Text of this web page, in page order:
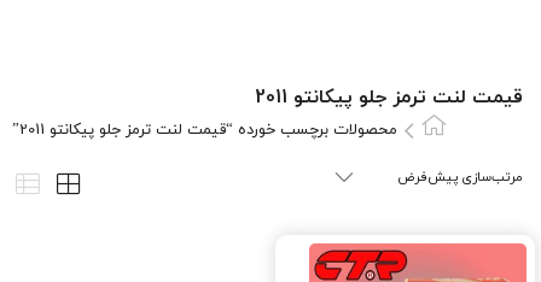
قیمت لنت ترمز جلو پیکانتو 2011
محصولات برچسب خورده “قیمت لنت ترمز جلو پیکانتو 2011”